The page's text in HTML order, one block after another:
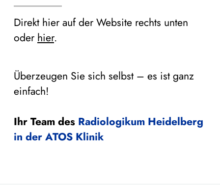
Direkt hier auf der Website rechts unten
oder hier.
Überzeugen Sie sich selbst – es ist ganz
einfach!
Ihr Team des Radiologikum Heidelberg
in der ATOS Klinik